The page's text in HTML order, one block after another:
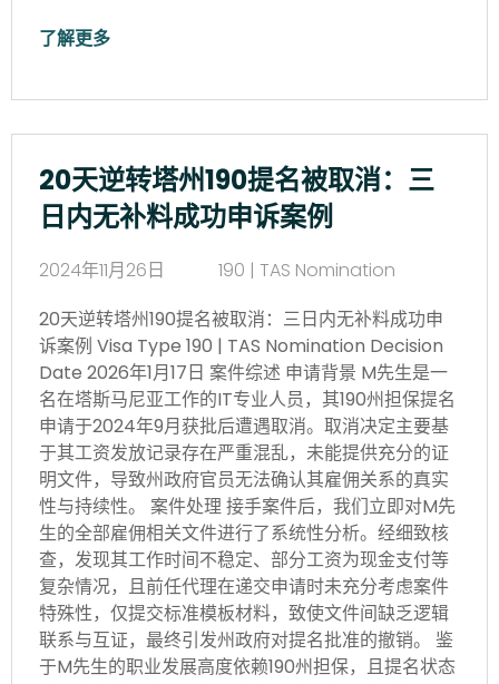
了解更多
20天逆转塔州190提名被取消：三
日内无补料成功申诉案例
2024年11月26日
190 | TAS Nomination
20天逆转塔州190提名被取消：三日内无补料成功申
诉案例 Visa Type 190 | TAS Nomination Decision
Date 2026年1月17日 案件综述 申请背景 M先生是一
名在塔斯马尼亚工作的IT专业人员，其190州担保提名
申请于2024年9月获批后遭遇取消。取消决定主要基
于其工资发放记录存在严重混乱，未能提供充分的证
明文件，导致州政府官员无法确认其雇佣关系的真实
性与持续性。 案件处理 接手案件后，我们立即对M先
生的全部雇佣相关文件进行了系统性分析。经细致核
查，发现其工作时间不稳定、部分工资为现金支付等
复杂情况，且前任代理在递交申请时未充分考虑案件
特殊性，仅提交标准模板材料，致使文件间缺乏逻辑
联系与互证，最终引发州政府对提名批准的撤销。 鉴
于M先生的职业发展高度依赖190州担保，且提名状态